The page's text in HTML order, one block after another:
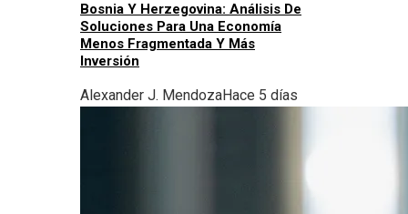
Bosnia Y Herzegovina: Análisis De
Soluciones Para Una Economía
Menos Fragmentada Y Más
Inversión
Alexander J. MendozaHace 5 días